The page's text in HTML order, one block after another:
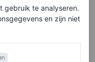
gebruik te analyseren.
en zijn niet